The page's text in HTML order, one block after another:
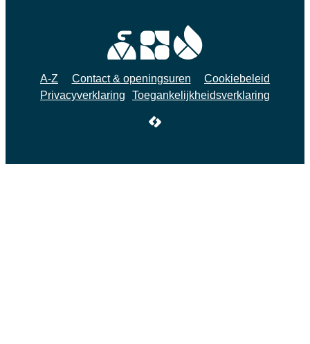
A-Z Contact & openingsuren
Cookiebeleid
Privacyverklaring
Toegankelijkheidsverklaring
LCP nv 2026 ©